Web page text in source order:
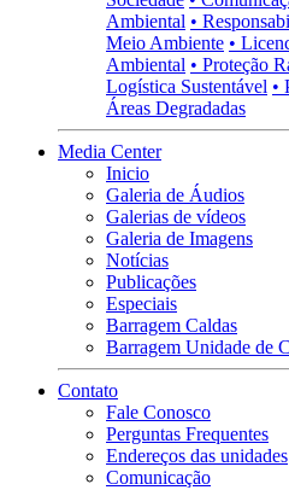
Ambiental •
Meio Ambiente •
Ambiental • Proteção
Logística Sustentável •
Áreas Degradadas
Media Center
Inicio
Galeria de Áudios
Galerias de vídeos
Galeria de Imagens
Notícias
Publicações
Especiais
Barragem Caldas
Barragem Unidade de
Contato
Fale Conosco
Perguntas Frequentes
Endereços das unidades
Comunicação